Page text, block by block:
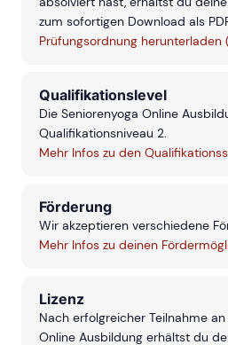
zum sofortigen Download als
Prüfungsordnung
Qualifikationslevel
Die Seniorenyoga Online
Qualifikationsniveau 2.
Mehr Infos zu den
Förderung
Wir akzeptieren verschiedene
Mehr Infos zu deinen
Lizenz
Nach erfolgreicher Teilnahme
Online Ausbildung erhältst du